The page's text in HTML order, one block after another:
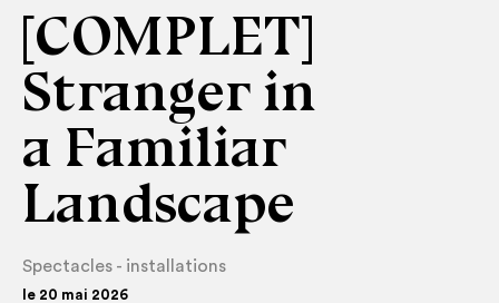
[COMPLET]
Stranger in
a Familiar
Landscape
Spectacles - installations
le 20 mai 2026